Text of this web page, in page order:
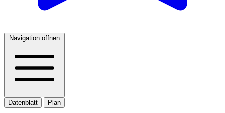
Navigation öffnen
Datenblatt Plan